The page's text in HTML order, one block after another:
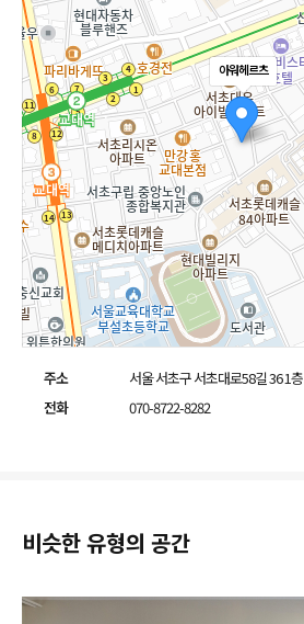
아워헤르츠
주소
서울 서초구 서초대로58길 36 1층
전화
070-8722-8282
비슷한 유형의 공간